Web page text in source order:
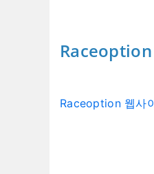
Raceoption
Raceoption 웹사